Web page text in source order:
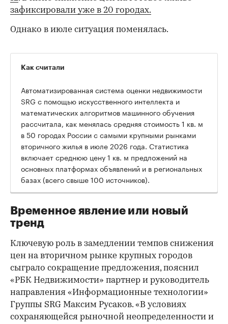
зафиксировали уже в 20 городах.
Однако в июле ситуация поменялась.
00:00 / 00:00
Как считали
Автоматизированная система оценки недвижимости
SRG с помощью искусственного интеллекта и
математических алгоритмов машинного обучения
рассчитала, как менялась средняя стоимость 1 кв. м
в 50 городах России с самыми крупными рынками
вторичного жилья в июле 2026 года. Статистика
включает среднюю цену 1 кв. м предложений на
основных платформах объявлений и в региональных
базах (всего свыше 100 источников).
Временное явление или новый
тренд
Ключевую роль в замедлении темпов снижения
цен на вторичном рынке крупных городов
сыграло сокращение предложения, пояснил
«РБК Недвижимости» партнер и руководитель
направления «Информационные технологии»
Группы SRG Максим Русаков. «В условиях
сохраняющейся рыночной неопределенности и